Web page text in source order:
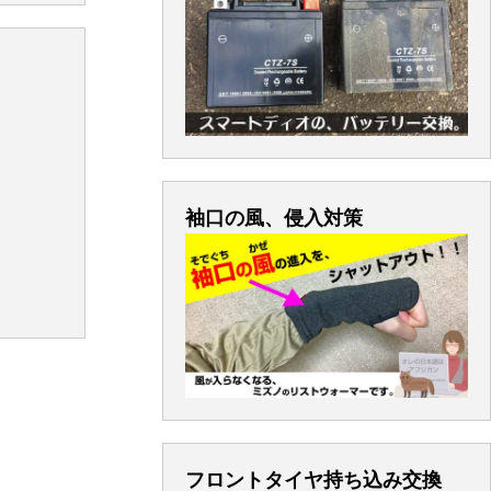
袖口の風、侵入対策
フロントタイヤ持ち込み交換